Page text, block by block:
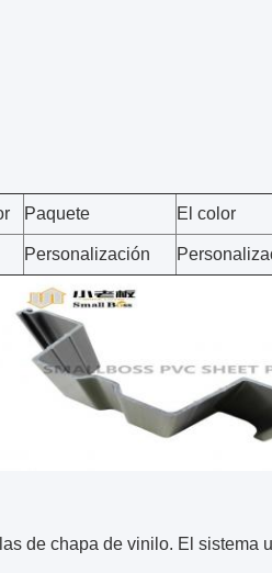
Paquete El color
Personalización
de chapa de vinilo. El sistema